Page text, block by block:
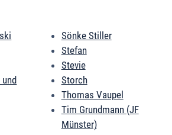
Sönke Stiller
Stefan
Stevie
Storch
Thomas Vaupel
Tim Grundmann (JF
Münster)